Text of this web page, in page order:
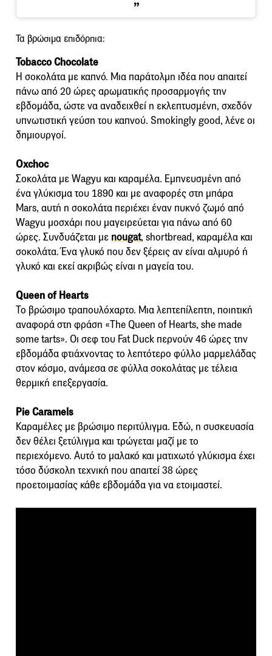
Τα βρώσιμα επιδόρπια:
Tobacco Chocolate
Η σοκολάτα με καπνό. Μια παράτολμη ιδέα που απαιτεί
πάνω από 20 ώρες αρωματικής προσαρμογής την
εβδομάδα, ώστε να αναδειχθεί η εκλεπτυσμένη, σχεδόν
υπνωτιστική γεύση του καπνού. Smokingly good, λένε οι
δημιουργοί.
Oxchoc
Σοκολάτα με Wagyu και καραμέλα. Εμπνευσμένη από
ένα γλύκισμα του 1890 και με αναφορές στη μπάρα
Mars, αυτή η σοκολάτα περιέχει έναν πυκνό ζωμό από
Wagyu μοσχάρι που μαγειρεύεται για πάνω από 60
ώρες. Συνδυάζεται με nougat, shortbread, καραμέλα και
σοκολάτα. Ένα γλυκό που δεν ξέρεις αν είναι αλμυρό ή
γλυκό και εκεί ακριβώς είναι η μαγεία του.
Queen of Hearts
Το βρώσιμο τραπουλόχαρτο. Μια λεπτεπίλεπτη, ποιητική
αναφορά στη φράση «The Queen of Hearts, she made
some tarts». Οι σεφ του Fat Duck περνούν 46 ώρες την
εβδομάδα φτιάχνοντας το λεπτότερο φύλλο μαρμελάδας
στον κόσμο, ανάμεσα σε φύλλα σοκολάτας με τέλεια
θερμική επεξεργασία.
Pie Caramels
Καραμέλες με βρώσιμο περιτύλιγμα. Εδώ, η συσκευασία
δεν θέλει ξετύλιγμα και τρώγεται μαζί με το
περιεχόμενο. Αυτό το μαλακό και ματιχωτό γλύκισμα έχει
τόσο δύσκολη τεχνική που απαιτεί 38 ώρες
προετοιμασίας κάθε εβδομάδα για να ετοιμαστεί.